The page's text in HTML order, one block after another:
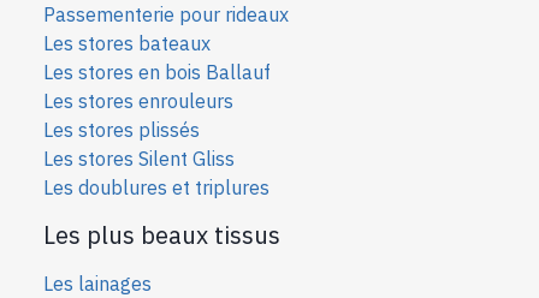
Passementerie pour rideaux
Les stores bateaux
Les stores en bois Ballauf
Les stores enrouleurs
Les stores plissés
Les stores Silent Gliss
Les doublures et triplures
Les plus beaux tissus
Les lainages